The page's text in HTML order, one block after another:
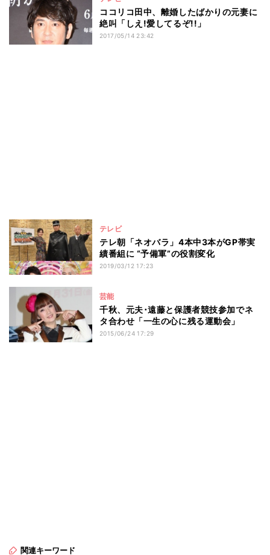
ココリコ田中、離婚したばかりの元妻に
絶叫「しえ!愛してるぞ!!」
2017/05/14 23:42
テレビ
テレ朝「ネオバラ」4本中3本がGP帯実
績番組に “予備軍”の役割変化
2019/03/12 17:23
芸能
千秋、元夫･遠藤と保護者競技参加でネ
タ合わせ「一生の心に残る運動会」
2015/06/24 17:29
関連キーワード